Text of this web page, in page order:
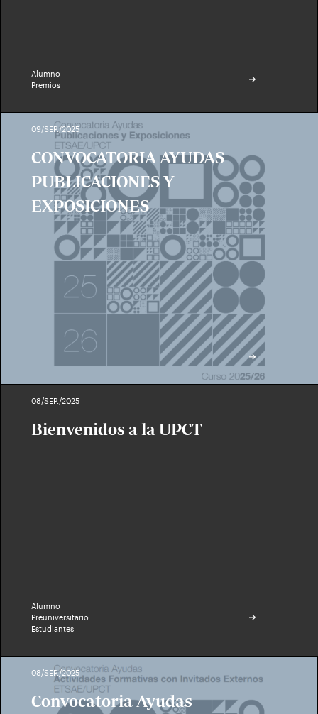
Alumno
Premios
09/SEP./2025
CONVOCATORIA AYUDAS
PUBLICACIONES Y
EXPOSICIONES
08/SEP./2025
Bienvenidos a la UPCT
Alumno
Preuniversitario
Estudiantes
08/SEP./2025
Convocatoria Ayudas